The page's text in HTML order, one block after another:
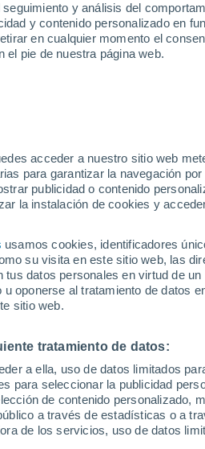
y análisis del
y contenido personalizado en
en cualquier momento el
el pie de nuestra página web.
acceder a nuestro sitio web
para garantizar la navegación
publicidad o contenido
la instalación de cookies y
usamos cookies, identificadores
su visita en este sitio web, las
datos personales en virtud de
oponerse al tratamiento de datos
sitio web.
tratamiento de datos:
a ella, uso de datos limitados
para seleccionar la publicidad
de contenido personalizado,
a través de estadísticas o a
de los servicios, uso de datos
Hoy
8 Ago
28 27 24
-
- / 11
Espesor de nieve
Espesor de nieve